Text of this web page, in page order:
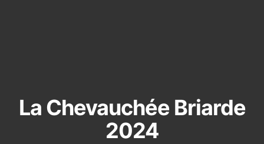
La Chevauchée Briarde
2024